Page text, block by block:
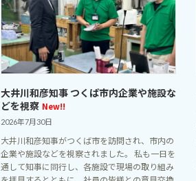
大井川和彦知事 つくば市内企業や施設な
どを視察 New!!
2026年7月30日
大井川和彦知事がつくば市を訪問され、市内の
企業や施設などを視察されました。 私も一日を
通して知事に同行し、各施設で現場の取り組み